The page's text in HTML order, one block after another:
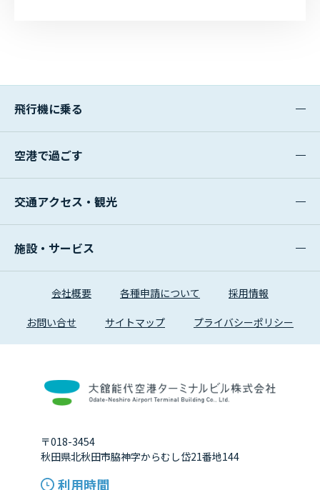
飛行機に乗る
空港で過ごす
交通アクセス・観光
施設・サービス
会社概要 各種申請について 採用情報
お問い合せ サイトマップ プライバシーポリシー
〒018-3454
秋田県北秋田市脇神字からむし岱21番地144
利用時間